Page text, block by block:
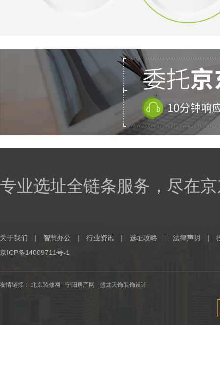
专业选址全链条服务，尽在
关于我们 | 智慧办公 | 行业资讯 | 选址攻略 | 法律声明 |
京ICP备14009711号-1
友情链接： 北京装修网 宁阳房产网 盛龙天饰装饰设计